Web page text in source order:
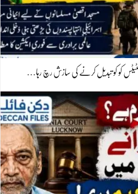
کو کو تبدیل کرنے کی سازش رچ رہا…